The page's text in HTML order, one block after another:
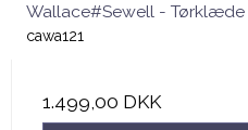
Wallace#Sewell -
cawa121
1.499,00 DKK